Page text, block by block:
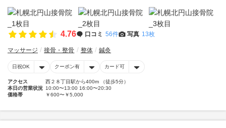
4.76 口コミ 56件 写真 13枚
マッサージ 接骨・整骨 整体 鍼灸
日祝OK クーポン有 カード可
アクセス
西２８丁目駅から400m （徒歩5分）
本日の営業状況 10:00〜13:00 16:00〜20:30
価格帯
￥600〜￥5,000